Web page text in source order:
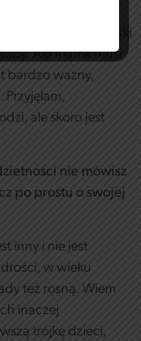
przylepione
Wchodzę w bliski
Ale mama musi
bardzo ważny,
ale skoro jest
nie mówisz
po prostu o swojej
inny i nie jest
w wieku
też rosną. Wiem
inaczej
trójkę dzieci,